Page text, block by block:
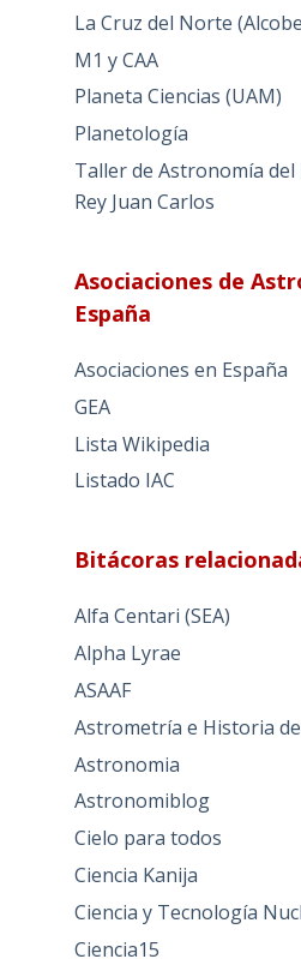
La Cruz del Norte
M1 y CAA
Planeta Ciencias (UAM)
Planetología
Taller de Astronomía del
Rey Juan Carlos
Asociaciones de
España
Asociaciones en España
GEA
Lista Wikipedia
Listado IAC
Bitácoras
Alfa Centari (SEA)
Alpha Lyrae
ASAAF
Astrometría e Historia
Astronomia
Astronomiblog
Cielo para todos
Ciencia Kanija
Ciencia y Tecnología
Ciencia15